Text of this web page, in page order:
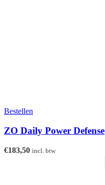
Bestellen
ZO Daily Power Defense
€183,50 incl. btw